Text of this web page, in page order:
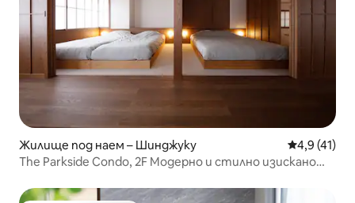
Жилище под наем – Шинджуку Средна
4,9 (41)
The Parkside Condo, 2F Модерно и стилно изискано